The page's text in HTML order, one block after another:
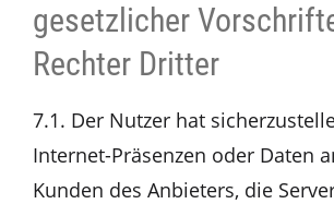
gesetzlicher
Rechter Dritter
7.1. Der Nutzer hat
Internet-Präsenzen oder Daten
Kunden des Anbieters, die